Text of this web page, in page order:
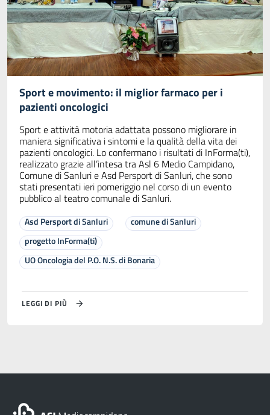
Sport e movimento: il miglior farmaco per i
pazienti oncologici
Sport e attività motoria adattata possono migliorare in
maniera significativa i sintomi e la qualità della vita dei
pazienti oncologici. Lo confermano i risultati di InForma(ti),
realizzato grazie all’intesa tra Asl 6 Medio Campidano,
Comune di Sanluri e Asd Persport di Sanluri, che sono
stati presentati ieri pomeriggio nel corso di un evento
pubblico al teatro comunale di Sanluri.
Asd Persport di Sanluri
comune di Sanluri
progetto InForma(ti)
UO Oncologia del P.O. N.S. di Bonaria
LEGGI DI PIÙ